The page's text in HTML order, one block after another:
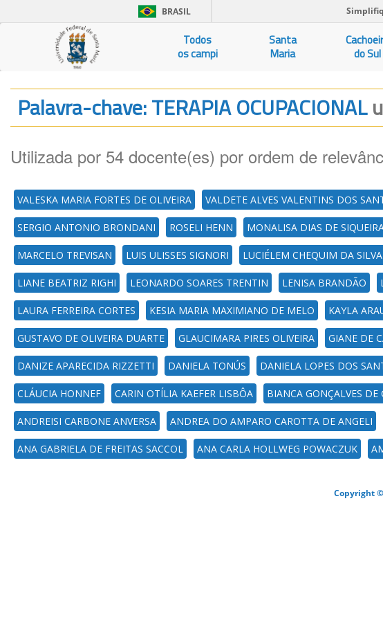
BRASIL
Todos
os campi
Santa
Maria
do Sul
Palavra-chave: TERAPIA OCUPACIONAL
Utilizada por 54 docente(es) por ordem de
VALESKA MARIA FORTES DE OLIVEIRA VALDETE ALVES VALENTINS DOS
SERGIO ANTONIO BRONDANI ROSELI HENN MONALISA DIAS DE
MARCELO TREVISAN LUIS ULISSES SIGNORI LUCIÉLEM CHEQUIM DA SILVA
LIANE BEATRIZ RIGHI LEONARDO SOARES TRENTIN LENISA BRANDÃO
LAURA FERREIRA CORTES KESIA MARIA MAXIMIANO DE MELO KAYLA
GUSTAVO DE OLIVEIRA DUARTE GLAUCIMARA PIRES OLIVEIRA GIANE DE
DANIZE APARECIDA RIZZETTI DANIELA TONÚS DANIELA LOPES DOS
CLÁUCIA HONNEF CARIN OTÍLIA KAEFER LISBÔA BIANCA GONÇALVES DE
ANDREISI CARBONE ANVERSA ANDREA DO AMPARO CAROTTA DE ANGELI
ANA GABRIELA DE FREITAS SACCOL ANA CARLA HOLLWEG POWACZUK
Copyright ©